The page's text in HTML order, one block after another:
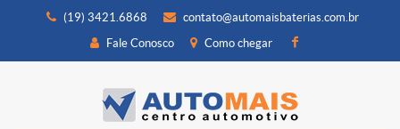
(19) 3421.6868
contato@automaisbaterias.com.br
Fale Conosco
Como chegar